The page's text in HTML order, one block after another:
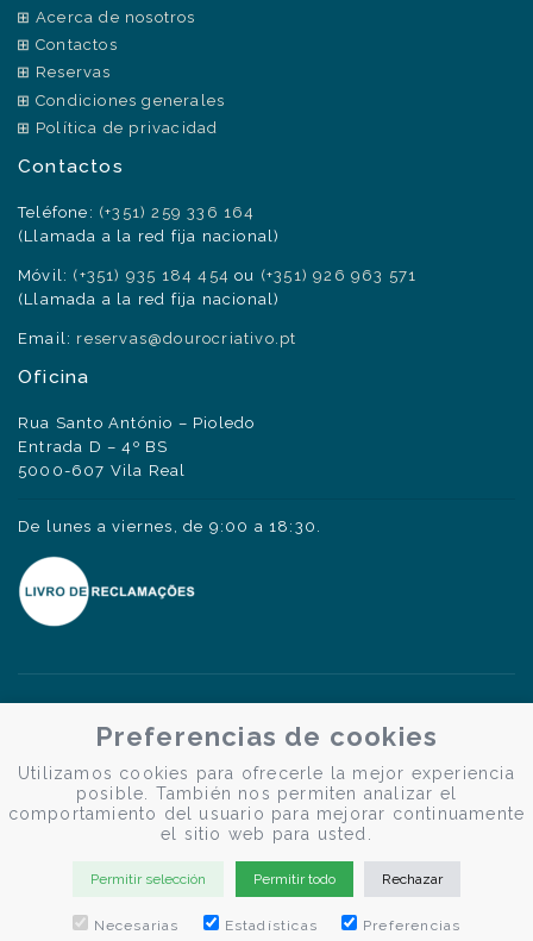
Acerca de nosotros
Contactos
Reservas
Condiciones generales
Política de privacidad
Contactos
Teléfone: (+351) 259 336 164
(Llamada a la red fija nacional)
Móvil: (+351) 935 184 454 ou (+351) 926 963 571
(Llamada a la red fija nacional)
Email: reservas@dourocriativo.pt
Oficina
Rua Santo António – Pioledo
Entrada D – 4º BS
5000-607 Vila Real
De lunes a viernes, de 9:00 a 18:30.
Preferencias de cookies
Utilizamos cookies para ofrecerle la mejor experiencia
posible. También nos permiten analizar el
comportamiento del usuario para mejorar continuamente
el sitio web para usted.
Permitir selección Permitir todo Rechazar
Necesarias Estadísticas Preferencias